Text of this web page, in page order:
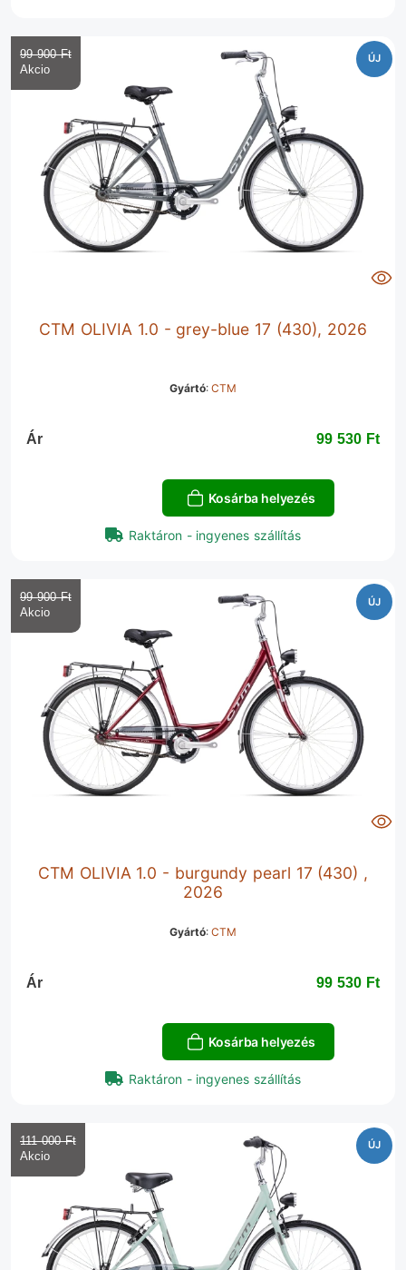
ÚJ
CTM OLIVIA 1.0 - grey-blue 17 (430), 2026
Gyártó:CTM
99 900 Ft‎
Ár 99 530 Ft‎
Kosárba helyezés
Raktáron - ingyenes szállítás
ÚJ
CTM OLIVIA 1.0 - burgundy pearl 17 (430) ,
2026
Gyártó:CTM
99 900 Ft‎
Ár 99 530 Ft‎
Kosárba helyezés
Raktáron - ingyenes szállítás
ÚJ
111 000 Ft‎